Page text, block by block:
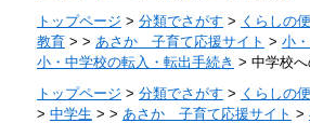
トップページ > 分類でさがす > くらしの
教育> > あさか 子育て応援サイト > 小
小・中学校の転入・転出手続き > 中学校
トップページ > 分類でさがす > くらしの
> 中学生 > > あさか 子育て応援サイト >